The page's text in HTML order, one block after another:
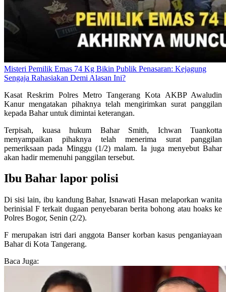
Misteri Pemilik Emas 74 Kg Bikin Publik Penasaran: Kejagung
Sengaja Rahasiakan Demi Alasan Ini?
Kasat Reskrim Polres Metro Tangerang Kota AKBP Awaludin
Kanur mengatakan pihaknya telah mengirimkan surat panggilan
kepada Bahar untuk dimintai keterangan.
Terpisah, kuasa hukum Bahar Smith, Ichwan Tuankotta
menyampaikan pihaknya telah menerima surat panggilan
pemeriksaan pada Minggu (1/2) malam. Ia juga menyebut Bahar
akan hadir memenuhi panggilan tersebut.
Ibu Bahar lapor polisi
Di sisi lain, ibu kandung Bahar, Isnawati Hasan melaporkan wanita
berinisial F terkait dugaan penyebaran berita bohong atau hoaks ke
Polres Bogor, Senin (2/2).
F merupakan istri dari anggota Banser korban kasus penganiayaan
Bahar di Kota Tangerang.
Baca Juga: